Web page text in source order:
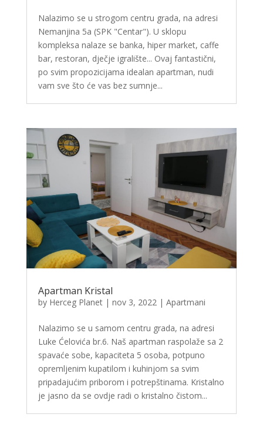
Nalazimo se u strogom centru grada, na adresi
Nemanjina 5a (SPK "Centar"). U sklopu
kompleksa nalaze se banka, hiper market, caffe
bar, restoran, dječje igralište... Ovaj fantastični,
po svim propozicijama idealan apartman, nudi
vam sve što će vas bez sumnje...
Apartman Kristal
by Herceg Planet| nov 3, 2022| Apartmani
Nalazimo se u samom centru grada, na adresi
Luke Ćelovića br.6. Naš apartman raspolaže sa 2
spavaće sobe, kapaciteta 5 osoba, potpuno
opremljenim kupatilom i kuhinjom sa svim
pripadajućim priborom i potrepštinama. Kristalno
je jasno da se ovdje radi o kristalno čistom...